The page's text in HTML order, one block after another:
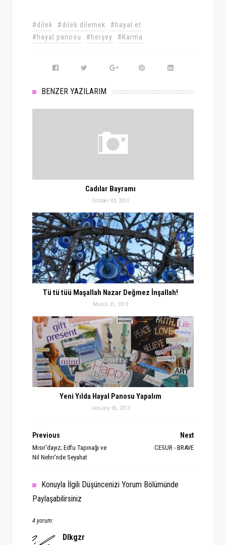
#dilek #dilek dilemek
#hayal et
#hayal panosu
#herşey #Karma
BENZER YAZILARIM
Cadılar Bayramı
October 03, 2013
Tü tü tüü Maşallah Nazar Değmez İnşallah!
March 21, 2013
Yeni Yılda Hayal Panosu Yapalım
January 05, 2013
Next
CESUR - BRAVE
Previous
Mısır'dayız; Edfu Tapınağı ve
Nil Nehri'nde Seyahat
Konuyla İlgili Düşüncenizi Yorum Bölümünde
Paylaşabilirsiniz
4 yorum:
Dlkgzr